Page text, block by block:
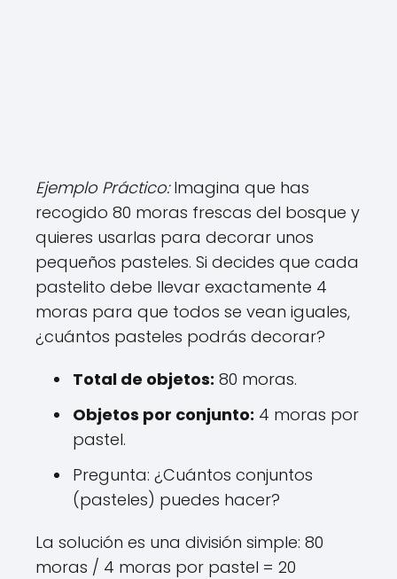
Ejemplo Práctico:Imagina que has
recogido 80 moras frescas del bosque y
quieres usarlas para decorar unos
pequeños pasteles. Si decides que cada
pastelito debe llevar exactamente 4
moras para que todos se vean iguales,
¿cuántos pasteles podrás decorar?
Total de objetos: 80 moras.
Objetos por conjunto: 4 moras por
pastel.
Pregunta: ¿Cuántos conjuntos
(pasteles) puedes hacer?
La solución es una división simple: 80
moras / 4 moras por pastel = 20